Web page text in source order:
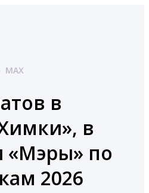
MAX
в
в
«Мэры» по
2026